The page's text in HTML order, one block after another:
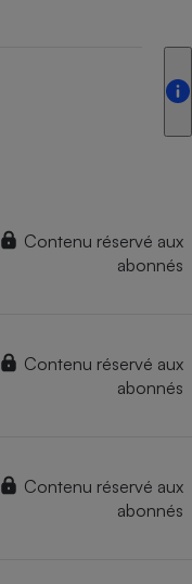
Contenu réservé aux
abonnés
Contenu réservé aux
abonnés
Contenu réservé aux
abonnés